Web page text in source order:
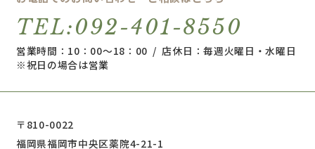
TEL:092-401-8550
営業時間：10：00～18：00 / 店休日：毎週火曜日・水曜日
※祝日の場合は営業
〒810-0022
福岡県福岡市中央区薬院4-21-1